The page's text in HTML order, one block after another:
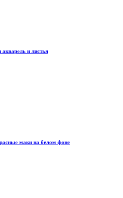
и листья
маки на белом фоне